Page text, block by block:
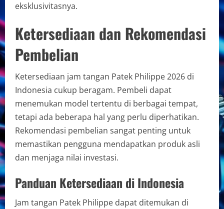
eksklusivitasnya.
Ketersediaan dan Rekomendasi
Pembelian
Ketersediaan jam tangan Patek Philippe 2026 di
Indonesia cukup beragam. Pembeli dapat
menemukan model tertentu di berbagai tempat,
tetapi ada beberapa hal yang perlu diperhatikan.
Rekomendasi pembelian sangat penting untuk
memastikan pengguna mendapatkan produk asli
dan menjaga nilai investasi.
Panduan Ketersediaan di Indonesia
Jam tangan Patek Philippe dapat ditemukan di